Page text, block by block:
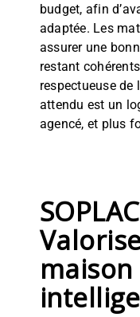
budget, afin
adaptée. Les
assurer une
restant
respectueuse de
attendu est un
agencé, et plus
maison